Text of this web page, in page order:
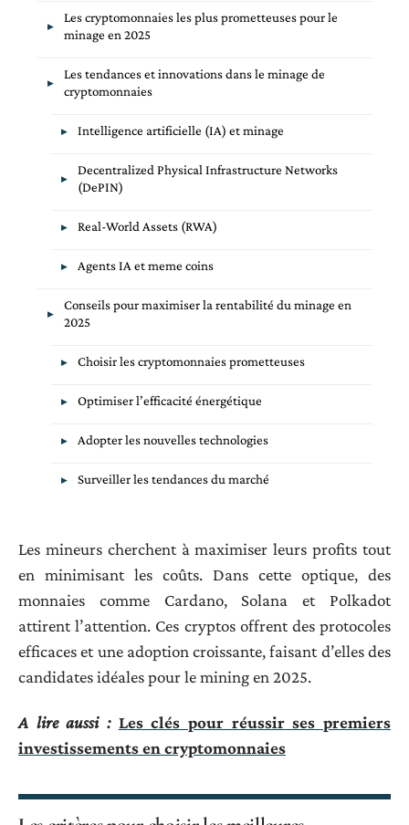
Les cryptomonnaies les plus prometteuses pour le
minage en 2025
Les tendances et innovations dans le minage de
cryptomonnaies
Intelligence artificielle (IA) et minage
Decentralized Physical Infrastructure Networks
(DePIN)
Real-World Assets (RWA)
Agents IA et meme coins
Conseils pour maximiser la rentabilité du minage en
2025
Choisir les cryptomonnaies prometteuses
Optimiser l’efficacité énergétique
Adopter les nouvelles technologies
Surveiller les tendances du marché
Les mineurs cherchent à maximiser leurs profits tout
en minimisant les coûts. Dans cette optique, des
monnaies comme Cardano, Solana et Polkadot
attirent l’attention. Ces cryptos offrent des protocoles
efficaces et une adoption croissante, faisant d’elles des
candidates idéales pour le mining en 2025.
A lire aussi : Les clés pour réussir ses premiers
investissements en cryptomonnaies